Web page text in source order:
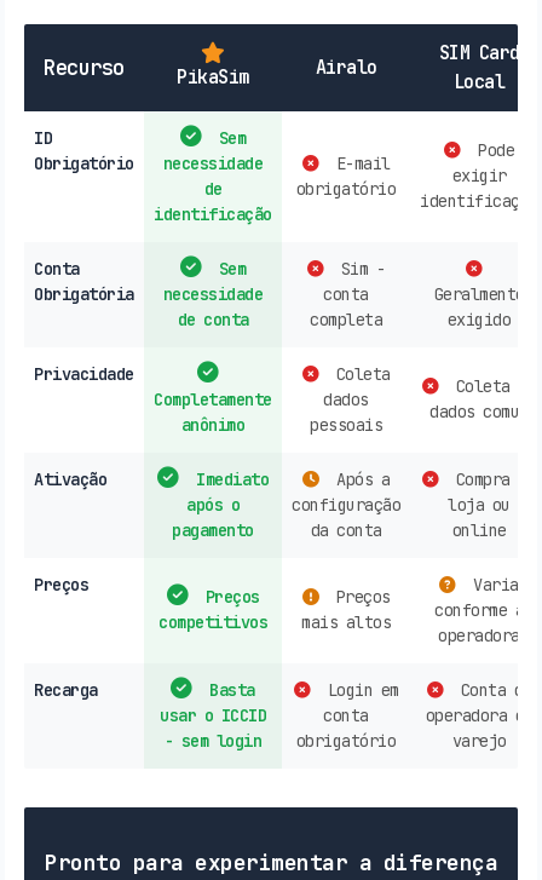
Recurso PikaSim Airalo
SIM Card
Local
ID
Obrigatório
Sem
necessidade
de
identificação
E-mail
obrigatório
Pode
exigir
identificação
Conta
Obrigatória
Sem
necessidade
de conta
Sim -
conta
completa
Geralmente
exigido
Privacidade
Completamente
anônimo
Coleta
dados
pessoais
Coleta de
dados comum
Ativação
Imediato
após o
pagamento
Após a
configuração
da conta
Compra em
loja ou
online
Preços
Preços
competitivos
Preços
mais altos
Varia
conforme a
operadora
Recarga
Basta
usar o ICCID
- sem login
Login em
conta
obrigatório
Conta de
operadora ou
varejo
Pronto para experimentar a diferença